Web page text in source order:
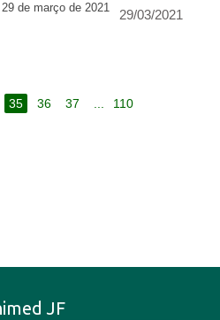
de março de 2021 29/03/2021
35 36 37 ... 110
JF